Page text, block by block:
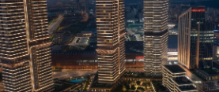
yasağı uzatıldı
Özgür Özel, Ekrem